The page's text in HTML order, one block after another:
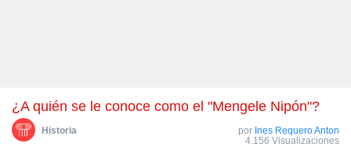
¿A quién se le conoce como el "Mengele Nipón"?
Historia por Ines Requero Anton
4.156 Visualizaciones